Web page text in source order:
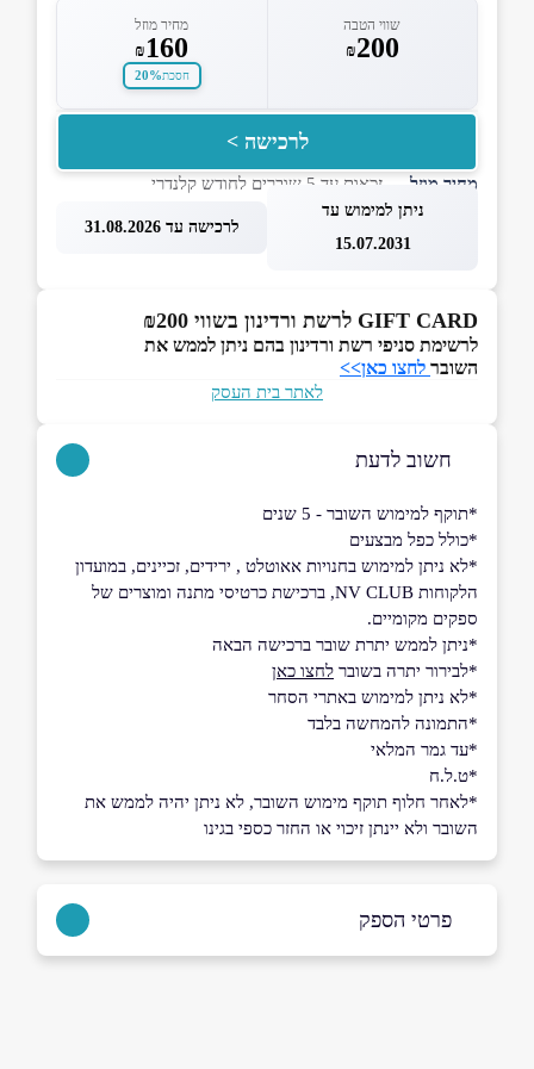
שווי הטבה
₪200
מחיר מוזל
₪ 160
חסכת20%
לרכישה >
מחיר מוזל— זכאות עד 5 שוברים לחודש קלנדרי
ניתן למימוש עד
15.07.2031
לרכישה עד 31.08.2026
GIFT CARD לרשת ורדינון בשווי ₪200
לרשימת סניפי רשת ורדינון בהם ניתן לממש את
השובר לחצו כאן>>
לאתר בית העסק
חשוב לדעת
*תוקף למימוש השובר - 5 שנים
*כולל כפל מבצעים
*לא ניתן למימוש בחנויות אאוטלט , ירידים, זכיינים, במועדון
הלקוחות NV CLUB, ברכישת כרטיסי מתנה ומוצרים של
ספקים מקומיים.
*ניתן לממש יתרת שובר ברכישה הבאה
*לבירור יתרה בשובר לחצו כאן
*לא ניתן למימוש באתרי הסחר
*התמונה להמחשה בלבד
*עד גמר המלאי
*ט.ל.ח
*לאחר חלוף תוקף מימוש השובר, לא ניתן יהיה לממש את
השובר ולא יינתן זיכוי או החזר כספי בגינו
פרטי הספק